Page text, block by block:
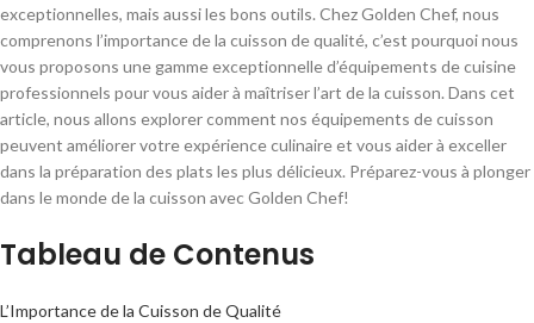
exceptionnelles, mais aussi les bons outils. Chez Golden Chef, nous
comprenons l’importance de la cuisson de qualité, c’est pourquoi nous
vous proposons une gamme exceptionnelle d’équipements de cuisine
professionnels pour vous aider à maîtriser l’art de la cuisson. Dans cet
article, nous allons explorer comment nos équipements de cuisson
peuvent améliorer votre expérience culinaire et vous aider à exceller
dans la préparation des plats les plus délicieux. Préparez-vous à plonger
dans le monde de la cuisson avec Golden Chef!
Tableau de Contenus
L’Importance de la Cuisson de Qualité